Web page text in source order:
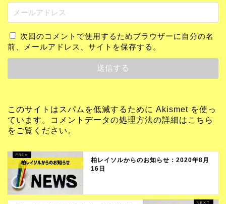
次回のコメントで使用するためブラウザーに自分の名
前、メールアドレス、サイトを保存する。
このサイトはスパムを低減するために Akismet を使っ
ています。
コメントデータの処理方法の詳細はこちら
をご覧ください 。
柏レイソルからのお知らせ：2020年8月
16日